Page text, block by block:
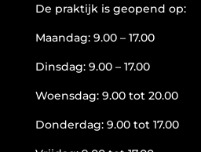
De praktijk is geopend op:
Maandag: 9.00 – 17.00
Dinsdag: 9.00 – 17.00
Woensdag: 9.00 tot 20.00
Donderdag: 9.00 tot 17.00